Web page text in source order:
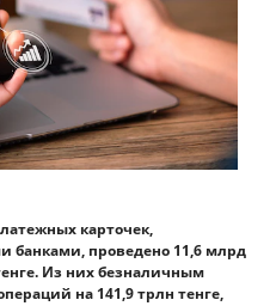
карточек,
банками, проведено 11,6 млрд
Из них безналичным
на 141,9 трлн тенге,